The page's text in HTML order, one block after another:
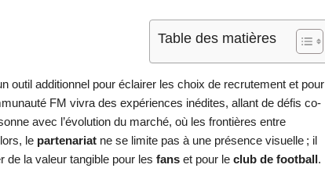
Table des matières
outil additionnel pour éclairer les choix de recrutement et pour
FM vivra des expériences inédites, allant de défis co-
avec l’évolution du marché, où les frontières entre
le partenariat ne se limite pas à une présence visuelle ; il
de la valeur tangible pour les fans et pour le club de football.